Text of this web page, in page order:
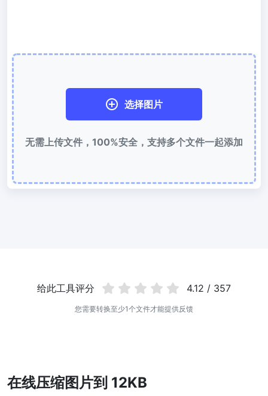
PNG 压缩
使用有损和无损压缩方法来压缩 PNG 图像
GIF 压缩
批量压缩和减小GIF动画文件大小
WebP 压缩
使用有损和无损压缩方法来压缩 WebP 图像
图片压缩到 50KB
快速易用的 PNG 转 JPG工具。 在线将多个 PNG 图像转换为 JPG
选择图片
无需上传文件，100%安全，支持多个文件一起添加
给此工具评分 4.12 / 357
您需要转换至少1个文件才能提供反馈
在线压缩图片到 12KB